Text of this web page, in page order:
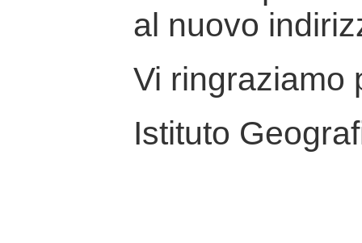
al nuovo
Vi ringraziamo
Istituto